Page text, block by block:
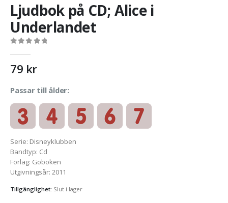
Ljudbok på CD; Alice i
Underlandet
79 kr
Passar till ålder:
Serie: Disneyklubben
Bandtyp: Cd
Förlag: Goboken
Utgivningsår: 2011
Tillgänglighet: Slut i lager